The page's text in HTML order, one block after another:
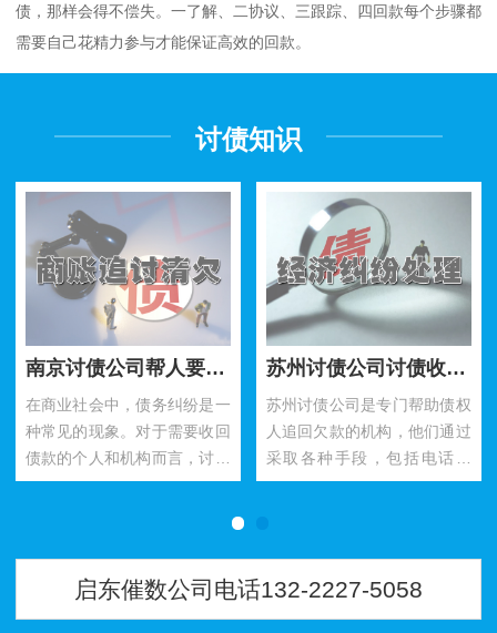
债，那样会得不偿失。一了解、二协议、三跟踪、四回款每个步骤都
需要自己花精力参与才能保证高效的回款。
讨债知识
南京讨债公司帮人要账需要注意什么细节？
在商业社会中，债务纠纷是一
种常见的现象。对于需要收回
债款的个人和机构而言，讨要
债务是一项复杂的任务。在南
苏州讨债公司讨债收费标准是什么呢？
苏州讨债公司是专门帮助债权
人追回欠款的机构，他们通过
采取各种手段，包括电话催
收、法律诉讼等途径来讨债。
启东催数公司电话132-2227-5058